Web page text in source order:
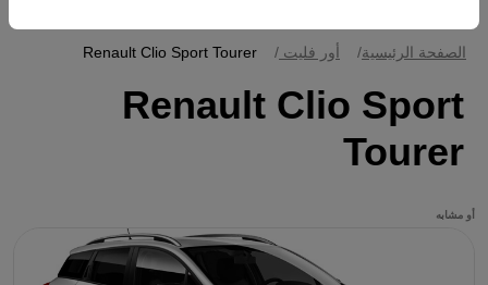
الصفحة الرئيسية أور فليت Renault Clio Sport Tourer
Renault Clio Sport
Tourer
أو مشابه